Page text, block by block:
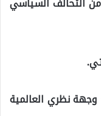
نظري العالمية